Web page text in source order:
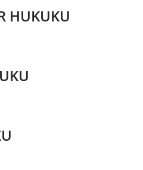
HUKUKU